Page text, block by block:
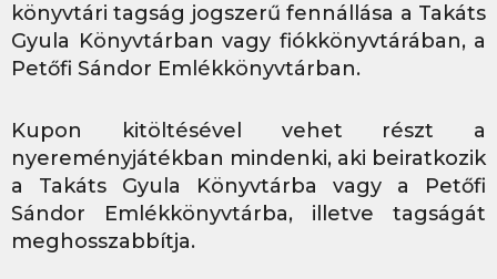
könyvtári tagság jogszerű fennállása a Takáts
Gyula Könyvtárban vagy fiókkönyvtárában, a
Petőfi Sándor Emlékkönyvtárban.
Kupon kitöltésével vehet részt a
nyereményjátékban mindenki, aki beiratkozik
a Takáts Gyula Könyvtárba vagy a Petőfi
Sándor Emlékkönyvtárba, illetve tagságát
meghosszabbítja.